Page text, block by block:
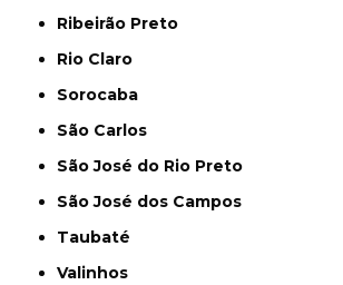
Ribeirão Preto
Rio Claro
Sorocaba
São Carlos
São José do Rio Preto
São José dos Campos
Taubaté
Valinhos